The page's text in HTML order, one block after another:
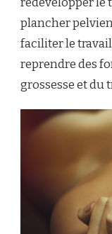
plancher
faciliter le
reprendre des
grossesse et du